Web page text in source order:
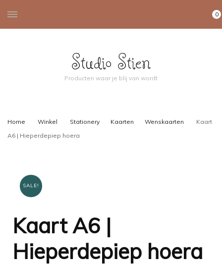
0
Studio Stien
Producten waar je blij van wordt
Home Winkel Stationery Kaarten Wenskaarten
Kaart
A6 | Hieperdepiep hoera
SALE!
Kaart A6 |
Hieperdepiep hoera